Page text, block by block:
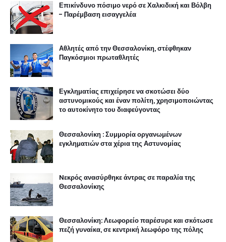
Επικίνδυνο πόσιμο νερό σε Χαλκιδική και Βόλβη
- Παρέμβαση εισαγγελέα
Αθλητές από την Θεσσαλονίκη, στέφθηκαν
Παγκόσμιοι πρωταθλητές
Εγκληματίας επιχείρησε να σκοτώσει δύο
αστυνομικούς και έναν πολίτη, χρησιμοποιώντας
το αυτοκίνητο του διαφεύγοντας
Θεσσαλονίκη : Συμμορία οργανωμένων
εγκληματιών στα χέρια της Αστυνομίας
Nεκρός ανασύρθηκε άντρας σε παραλία της
Θεσσαλονίκης
Θεσσαλονίκη: Λεωφορείο παρέσυρε και σκότωσε
πεζή γυναίκα, σε κεντρική λεωφόρο της πόλης